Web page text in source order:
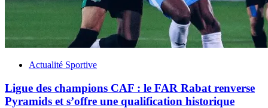
Actualité Sportive
Ligue des champions CAF : le FAR Rabat renverse
Pyramids et s’offre une qualification historique